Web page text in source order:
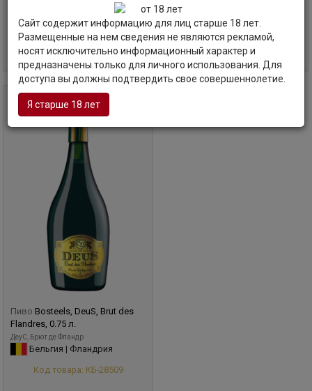
Код товара: КБ-18125
Уточните наличие и цену
Код товара: КБ-18126
Уточните наличие и цену
Пиво Bosteels, DeuS, Brut des
Flandres, 0.75 л.
ДеуС, Брют де Фландр
Бельгия | Фландрия
Код товара: КБ-28509
Сайт содержит информацию для лиц старше 18 лет.
Размещенные на нем сведения не являются рекламой,
носят исключительно информационный характер и
предназначены только для личного использования. Для
доступа вы должны подтвердить свое совершеннолетие.
Я старше 18 лет